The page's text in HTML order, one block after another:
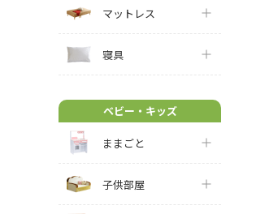
マットレス
寝具
ベビー・キッズ
ままごと
子供部屋